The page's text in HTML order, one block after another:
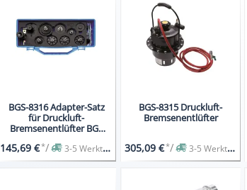
BGS-8316 Adapter-Satz
für Druckluft-
Bremsenentlüfter BGS
145,69 €*/ 3-5 Werktage
BGS-8315 Druckluft-
Bremsenentlüfter
305,09 €*/ 3-5 Werktage